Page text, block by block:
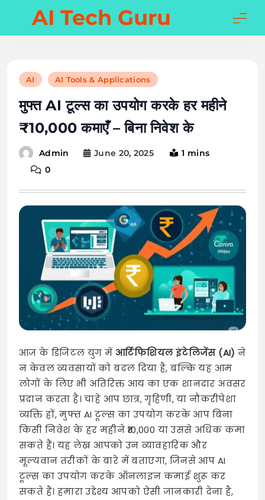
content
AI Tech Guru
AI AI Tools & Applications
मुफ्त AI टूल्स का उपयोग करके हर महीने
₹10,000 कमाएँ – बिना निवेश के
Admin June 20, 2025
1 mins
0
आज के डिजिटल युग में आर्टिफिशियल इंटेलिजेंस (AI) ने
न केवल व्यवसायों को बदल दिया है, बल्कि यह आम
लोगों के लिए भी अतिरिक्त आय का एक शानदार अवसर
प्रदान करता है। चाहे आप छात्र, गृहिणी, या नौकरीपेशा
व्यक्ति हों, मुफ्त AI टूल्स का उपयोग करके आप बिना
किसी निवेश के हर महीने ₹10,000 या उससे अधिक कमा
सकते हैं। यह लेख आपको उन व्यावहारिक और
मूल्यवान तरीकों के बारे में बताएगा, जिनसे आप AI
टूल्स का उपयोग करके ऑनलाइन कमाई शुरू कर
सकते हैं। हमारा उद्देश्य आपको ऐसी जानकारी देना है,